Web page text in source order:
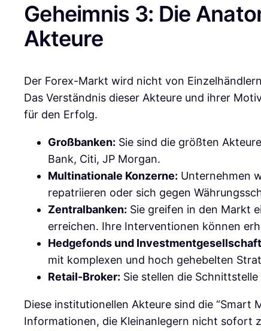
Geheimnis 3: Die
Akteure
Der Forex-Markt wird nicht von
Das Verständnis dieser Akteure und ihrer
für den Erfolg.
Großbanken: Sie sind die größten
Bank, Citi, JP Morgan.
Multinationale Konzerne: Unternehmen
repatriieren oder sich gegen
Zentralbanken: Sie greifen in den Markt
erreichen. Ihre Interventionen können
Hedgefonds und
mit komplexen und hoch gehebelten
Retail-Broker: Sie stellen die
Diese institutionellen Akteure sind die
Informationen, die Kleinanlegern nicht sofort